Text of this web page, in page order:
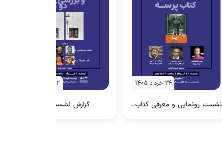
24 خرداد 1405
نشست رونمایی و معرفی کتاب...
12 خرداد 1405
گزارش نشست ژانر